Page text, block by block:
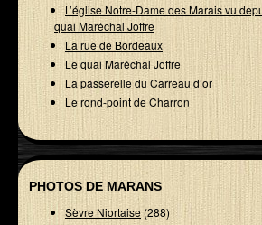
L’église Notre-Dame des Marais vu
quai Maréchal Joffre
La rue de Bordeaux
Le quai Maréchal Joffre
La passerelle du Carreau d’or
Le rond-point de Charron
PHOTOS DE MARANS
Sèvre Niortaise(288)